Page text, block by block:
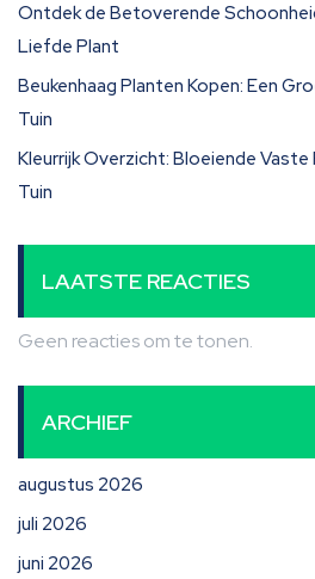
Ontdek de Betoverende
Liefde Plant
Beukenhaag Planten Kopen: Een
Tuin
Kleurrijk Overzicht: Bloeiende Vaste
Tuin
LAATSTE REACTIES
Geen reacties om te tonen.
ARCHIEF
augustus 2026
juli 2026
juni 2026